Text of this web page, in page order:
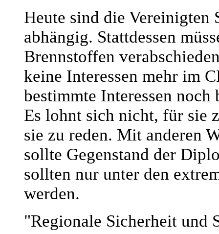
Heute sind die Vereinigten
abhängig. Stattdessen
Brennstoffen
keine Interessen mehr im
bestimmte Interessen
Es lohnt sich nicht, für sie
sie zu reden. Mit anderen
sollte Gegenstand der
sollten nur unter den
werden.
"Regionale Sicherheit und